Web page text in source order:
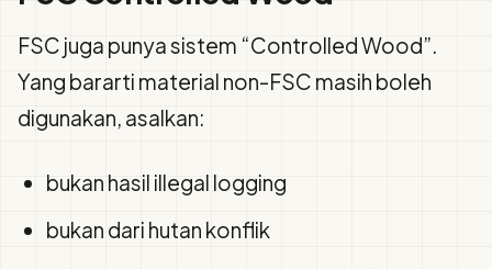
FSC juga punya sistem “Controlled Wood”.
Yang bararti material non-FSC masih boleh
digunakan, asalkan:
bukan hasil illegal logging
bukan dari hutan konflik